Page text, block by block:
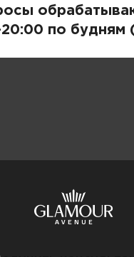
20:00 по будням